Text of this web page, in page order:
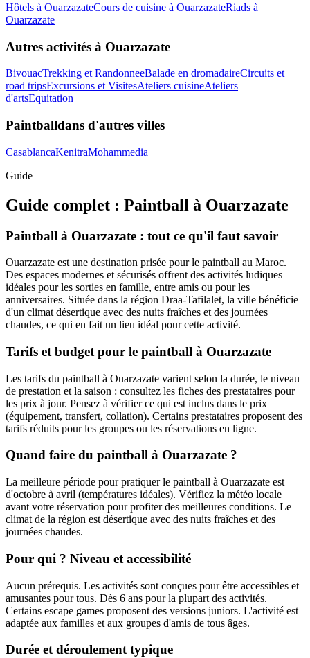
Hôtels à OuarzazateCours de cuisine à OuarzazateRiads à
Ouarzazate
Autres activités à Ouarzazate
BivouacTrekking et RandonneeBalade en dromadaireCircuits et
road tripsExcursions et VisitesAteliers cuisineAteliers
d'artsEquitation
Paintballdans d'autres villes
CasablancaKenitraMohammedia
Guide
Guide complet : Paintball à Ouarzazate
Paintball à Ouarzazate : tout ce qu'il faut savoir
Ouarzazate est une destination prisée pour le paintball au Maroc.
Des espaces modernes et sécurisés offrent des activités ludiques
idéales pour les sorties en famille, entre amis ou pour les
anniversaires. Située dans la région Draa-Tafilalet, la ville bénéficie
d'un climat désertique avec des nuits fraîches et des journées
chaudes, ce qui en fait un lieu idéal pour cette activité.
Tarifs et budget pour le paintball à Ouarzazate
Les tarifs du paintball à Ouarzazate varient selon la durée, le niveau
de prestation et la saison : consultez les fiches des prestataires pour
les prix à jour. Pensez à vérifier ce qui est inclus dans le prix
(équipement, transfert, collation). Certains prestataires proposent des
tarifs réduits pour les groupes ou les réservations en ligne.
Quand faire du paintball à Ouarzazate ?
La meilleure période pour pratiquer le paintball à Ouarzazate est
d'octobre à avril (températures idéales). Vérifiez la météo locale
avant votre réservation pour profiter des meilleures conditions. Le
climat de la région est désertique avec des nuits fraîches et des
journées chaudes.
Pour qui ? Niveau et accessibilité
Aucun prérequis. Les activités sont conçues pour être accessibles et
amusantes pour tous. Dès 6 ans pour la plupart des activités.
Certains escape games proposent des versions juniors. L'activité est
adaptée aux familles et aux groupes d'amis de tous âges.
Durée et déroulement typique